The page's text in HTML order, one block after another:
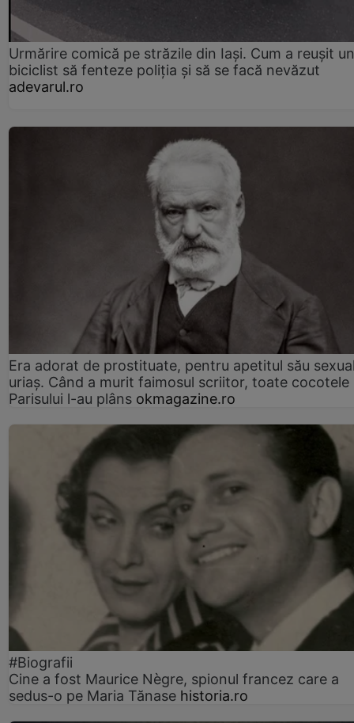
Urmărire comică pe străzile din Iași. Cum a reușit un
biciclist să fenteze poliția și să se facă nevăzut
adevarul.ro
Era adorat de prostituate, pentru apetitul său
uriaș. Când a murit faimosul scriitor, toate cocotele
Parisului l-au plâns okmagazine.ro
#Biografii
Cine a fost Maurice Nègre, spionul francez care a
sedus-o pe Maria Tănase historia.ro